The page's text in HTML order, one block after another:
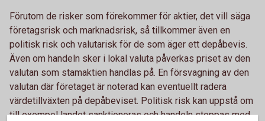
Förutom de risker som förekommer för aktier, det vill säga
företagsrisk och marknadsrisk, så tillkommer även en
politisk risk och valutarisk för de som äger ett depåbevis.
Även om handeln sker i lokal valuta påverkas priset av den
valutan som stamaktien handlas på. En försvagning av den
valutan där företaget är noterad kan eventuellt radera
värdetillväxten på depåbeviset. Politisk risk kan uppstå om
till exempel landet sanktioneras och handeln stoppas med